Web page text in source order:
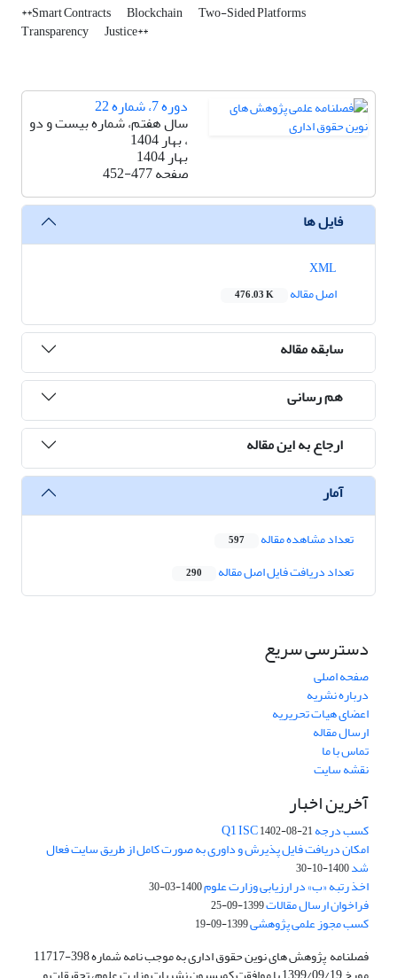
**Smart Contracts Blockchain Two-Sided Platforms
Transparency Justice**
دوره 7، شماره 22
سال هفتم، شماره بیست و دو
، بهار 1404
بهار 1404
صفحه452-477
فایل ها
اصل مقاله
476.03 K
سابقه مقاله
هم رسانی
ارجاع به این مقاله
آمار
تعداد مشاهده مقاله 597
تعداد دریافت فایل اصل مقاله 290
دسترسی سریع
صفحه اصلی
درباره نشریه
اعضای هیات تحریریه
ارسال مقاله
تماس با ما
نقشه سایت
آخرین اخبار
کسب درجه Q1 ISC1402-08-21
امکان دریافت فایل پذیرش و داوری به صورت کامل از طریق سایت فعال
شد1400-10-30
اخذ رتبه «ب» در ارزیابی وزارت علوم1400-03-30
فراخوان ارسال مقالات1399-09-25
کسب مجوز علمی پژوهشی1399-09-19
فصلنامه پژوهش های نوین حقوق اداری به موجب نامه شماره 398-11717